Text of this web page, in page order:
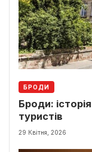
БРОДИ
Броди:
туристів
29 Квітня, 2026